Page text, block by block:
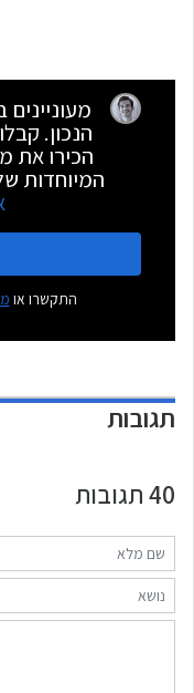
הנכון.
הכירו את
המיוחדות
התקשרו או
תגובות
40תגובות